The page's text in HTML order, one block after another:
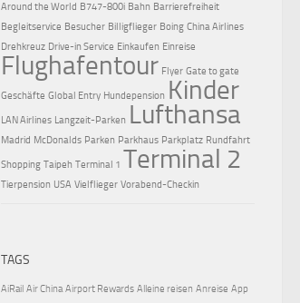
Around the World B747-800i Bahn Barrierefreiheit
Begleitservice Besucher Billigflieger Boing China Airlines
Drehkreuz Drive-in Service Einkaufen Einreise
Flughafentour Flyer Gate to gate
Geschäfte Global Entry Hundepension Kinder
LAN Airlines Langzeit-Parken Lufthansa
Madrid McDonalds Parken Parkhaus Parkplatz Rundfahrt
Shopping Taipeh Terminal 1 Terminal 2
Tierpension USA Vielflieger Vorabend-Checkin
TAGS
AiRail Air China Airport Rewards Alleine reisen Anreise App